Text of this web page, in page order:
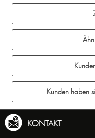
Kunden haben
KONTAKT